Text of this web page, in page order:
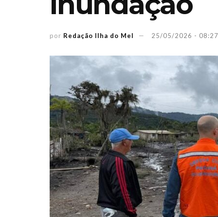
por Redação Ilha do Mel 25/05/2026 - 08:27